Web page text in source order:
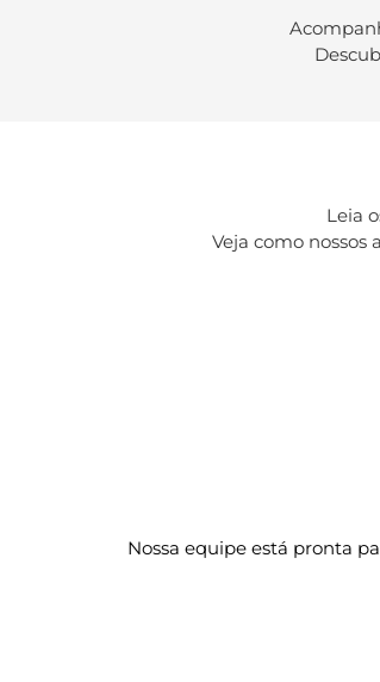
Leia
Veja como nossos
Nossa equipe está pronta